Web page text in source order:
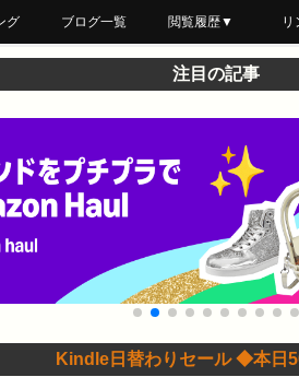
グ ブログ一覧 閲覧履歴▼
最近読んだ
あとで読む
ブックマーク
注目の記事
Kindle日替わりセール ◆本日